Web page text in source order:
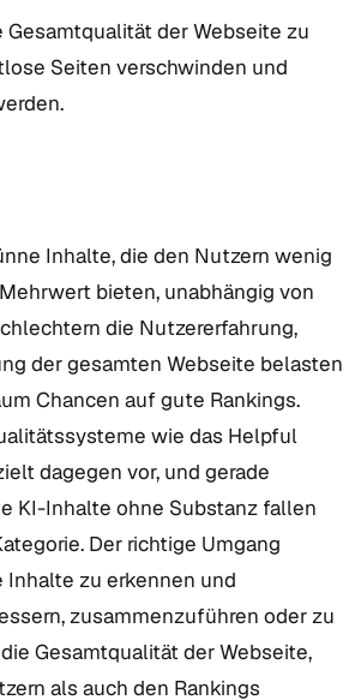
Gesamtqualität der Webseite zu
Seiten verschwinden und
Inhalte, die den Nutzern wenig
bieten, unabhängig von
die Nutzererfahrung,
der gesamten Webseite belasten
Chancen auf gute Rankings.
wie das Helpful
dagegen vor, und gerade
KI-Inhalte ohne Substanz fallen
Der richtige Umgang
Inhalte zu erkennen und
zusammenzuführen oder zu
Gesamtqualität der Webseite,
als auch den Rankings